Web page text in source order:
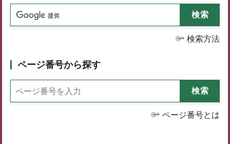
検索方法
ページ番号から探す
ページ番号とは